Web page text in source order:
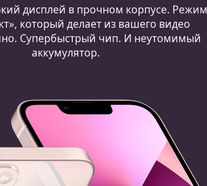
дисплей в прочном корпусе. Режим
который делает из вашего видео
Супербыстрый чип. И неутомимый
аккумулятор.